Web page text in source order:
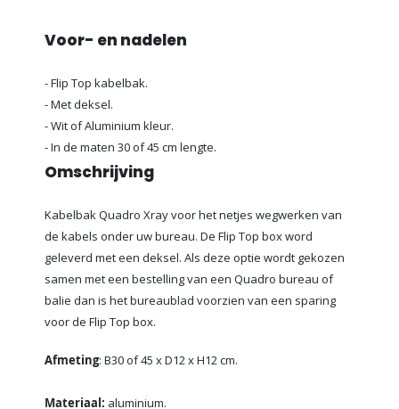
Voor- en nadelen
- Flip Top kabelbak.
- Met deksel.
- Wit of Aluminium kleur.
- In de maten 30 of 45 cm lengte.
Omschrijving
Kabelbak Quadro Xray voor het netjes wegwerken van
de kabels onder uw bureau. De Flip Top box word
geleverd met een deksel. Als deze optie wordt gekozen
samen met een bestelling van een Quadro bureau of
balie dan is het bureaublad voorzien van een sparing
voor de Flip Top box.
Afmeting: B30 of 45 x D12 x H12 cm.
Materiaal: aluminium.